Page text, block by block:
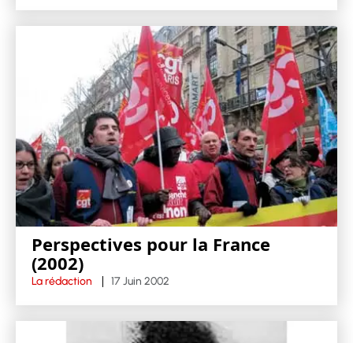
Perspectives pour la France
(2002)
La rédaction 17 Juin 2002